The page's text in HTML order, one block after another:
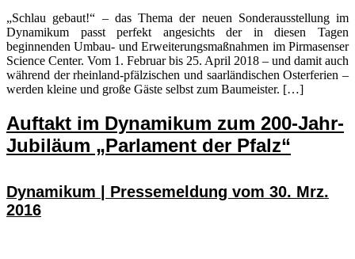
„Schlau gebaut!“ – das Thema der neuen Sonderausstellung im
Dynamikum passt perfekt angesichts der in diesen Tagen
beginnenden Umbau- und Erweiterungsmaßnahmen im Pirmasenser
Science Center. Vom 1. Februar bis 25. April 2018 – und damit auch
während der rheinland-pfälzischen und saarländischen Osterferien –
werden kleine und große Gäste selbst zum Baumeister. […]
Auftakt im Dynamikum zum 200-Jahr-
Jubiläum „Parlament der Pfalz“
Dynamikum | Pressemeldung vom 30. Mrz.
2016